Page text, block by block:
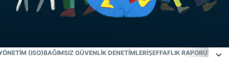
(ISO)BAĞIMSIZ GÜVENLIK DENETIMLERIŞEFFAFLIK RAPORU